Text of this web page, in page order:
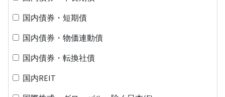
国内債券・短期債
国内債券・物価連動債
国内債券・転換社債
国内REIT